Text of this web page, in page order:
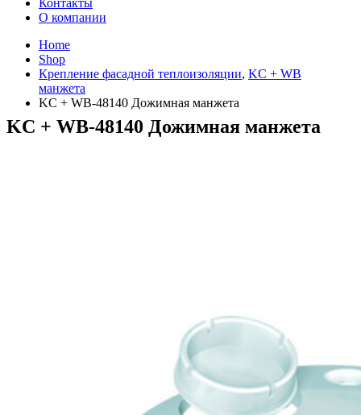
Контакты
О компании
Home
Shop
Крепление фасадной теплоизоляции, KC + WB
манжета
KC + WB-48140 Дожимная манжета
KC + WB-48140 Дожимная манжета